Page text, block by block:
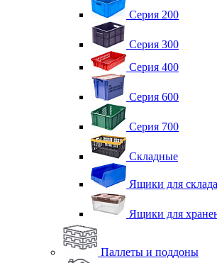
Серия 200
Серия 300
Серия 400
Серия 600
Серия 700
Складные
Ящики для склада
Ящики для
Паллеты и поддоны